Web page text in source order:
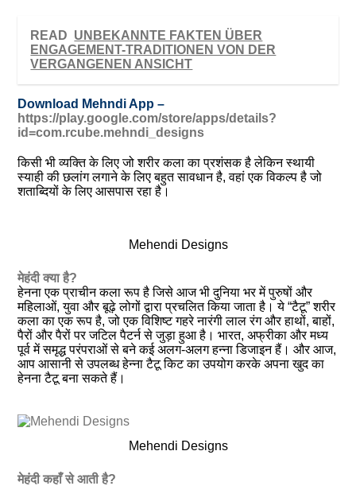
READ UNBEKANNTE FAKTEN ÜBER
ENGAGEMENT-TRADITIONEN VON DER
VERGANGENEN ANSICHT
Download Mehndi App –
https://play.google.com/store/apps/details?
id=com.rcube.mehndi_designs
किसी भी व्यक्ति के लिए जो शरीर कला का प्रशंसक है लेकिन स्थायी
स्याही की छलांग लगाने के लिए बहुत सावधान है, वहां एक विकल्प है जो
शताब्दियों के लिए आसपास रहा है।
Mehendi Designs
मेहंदी क्या है?
हेनना एक प्राचीन कला रूप है जिसे आज भी दुनिया भर में पुरुषों और
महिलाओं, युवा और बूढ़े लोगों द्वारा प्रचलित किया जाता है। ये “टैटू” शरीर
कला का एक रूप है, जो एक विशिष्ट गहरे नारंगी लाल रंग और हाथों, बाहों,
पैरों और पैरों पर जटिल पैटर्न से जुड़ा हुआ है। भारत, अफ्रीका और मध्य
पूर्व में समृद्ध परंपराओं से बने कई अलग-अलग हन्ना डिजाइन हैं। और आज,
आप आसानी से उपलब्ध हेन्ना टैटू किट का उपयोग करके अपना खुद का
हेनना टैटू बना सकते हैं।
Mehendi Designs
मेहंदी कहाँ से आती है?